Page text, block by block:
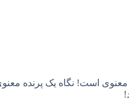
است! نگاه یک پرنده